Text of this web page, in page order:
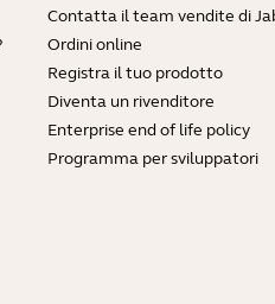
Contatta il team vendite di
Ordini online
Registra il tuo prodotto
Diventa un rivenditore
Enterprise end of life policy
Programma per sviluppatori